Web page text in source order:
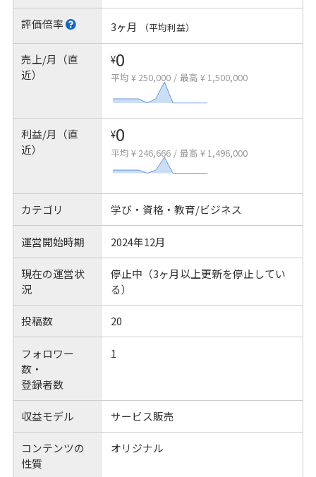
評価倍率 3ヶ月 （平均利益）
売上/月（直
近）
¥0
平均 ¥ 250,000 / 最高 ¥ 1,500,000
利益/月（直
近）
¥0
平均 ¥ 246,666 / 最高 ¥ 1,496,000
カテゴリ 学び・資格・教育/ビジネス
運営開始時期 2024年12月
現在の運営状
況
停止中（3ヶ月以上更新を停止してい
る）
投稿数 20
フォロワー
数・
登録者数
1
収益モデル サービス販売
コンテンツの
性質
オリジナル